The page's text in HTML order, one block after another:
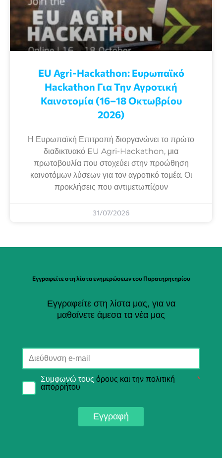
EU Agri-Hackathon: Eυρωπαϊκό
Ηackathon Για Την Αγροτική
Καινοτομία (16–18 Οκτωβρίου
2026)
Η Ευρωπαϊκή Επιτροπή διοργανώνει το πρώτο
διαδικτυακό EU Agri-Hackathon, μια
πρωτοβουλία που στοχεύει στην προώθηση
καινοτόμων λύσεων για τον αγροτικό τομέα. Οι
προκλήσεις που αντιμετωπίζουν
31/07/2026
Εγγραφείτε στη λίστα ενημερώσεων του Παρατηρητηρίου
Εγγραφείτε στη λίστα μας, για να
μαθαίνετε άμεσα τα νέα μας
Συμφωνώ τους όρους και την πολιτική
απορρήτου
*
Εγγραφή